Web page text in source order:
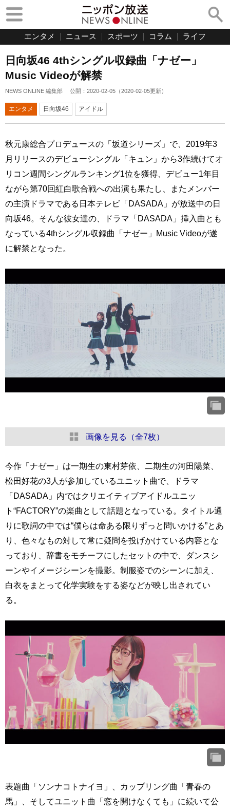
エンタメ ニュース スポーツ コラム ライフ
日向坂46 4thシングル収録曲「ナゼー」
Music Videoが解禁
NEWS ONLINE 編集部 公開： 2020-02-05 （2020-02-05更新）
エンタメ 日向坂46 アイドル
秋元康総合プロデュースの「坂道シリーズ」で、2019年3
月リリースのデビューシングル「キュン」から3作続けてオ
リコン週間シングルランキング1位を獲得、デビュー1年目
ながら第70回紅白歌合戦への出演も果たし、またメンバー
の主演ドラマである日本テレビ「DASADA」が放送中の日
向坂46。そんな彼女達の、ドラマ「DASADA」挿入曲とも
なっている4thシングル収録曲「ナゼー」Music Videoが遂
に解禁となった。
画像を見る（全7枚）
今作「ナゼー」は一期生の東村芽依、二期生の河田陽菜、
松田好花の3人が参加しているユニット曲で、ドラマ
「DASADA」内ではクリエイティブアイドルユニッ
ト“FACTORY”の楽曲として話題となっている。タイトル通
りに歌詞の中では“僕らは命ある限りずっと問いかける”とあ
り、色々なもの対して常に疑問を投げかけている内容とな
っており、辞書をモチーフにしたセットの中で、ダンスシ
ーンやイメージシーンを撮影。制服姿でのシーンに加え、
白衣をまとって化学実験をする姿などが映し出されてい
る。
表題曲「ソンナコトナイヨ」、カップリング曲「青春の
馬」、そしてユニット曲「窓を開けなくても」に続いて公